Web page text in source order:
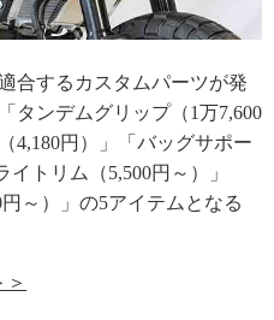
合するカスタムパーツが発
タンデムグリップ（1万7,600
4,180円）」「バッグサポー
イトリム（5,500円～）」
～）」の5アイテムとなる